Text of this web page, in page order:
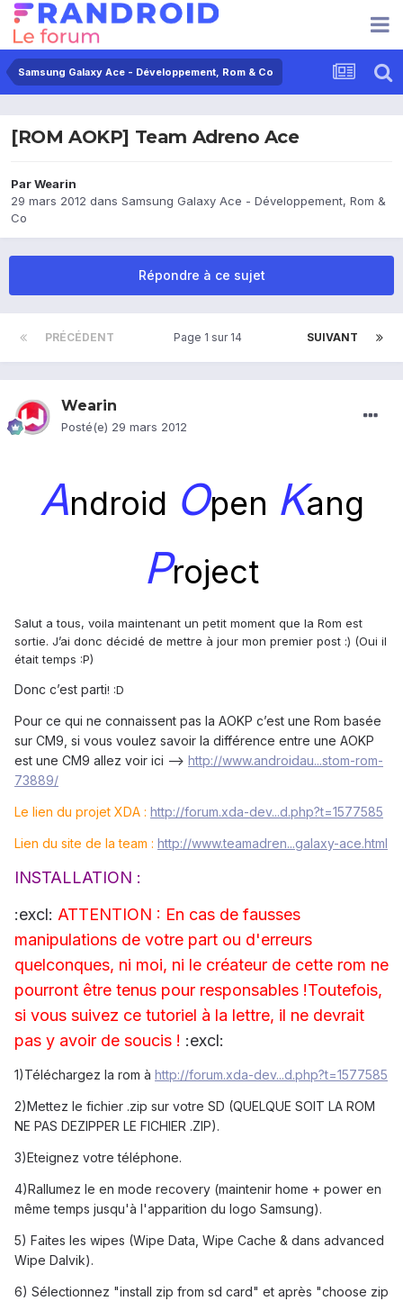
Samsung Galaxy Ace - Développement, Rom & Co
[ROM AOKP] Team Adreno Ace
ParWearin
29 mars 2012 dans Samsung Galaxy Ace - Développement, Rom &
Co
Répondre à ce sujet
PRÉCÉDENT SUIVANT
Page 1 sur 14
Wearin
Posté(e) 29 mars 2012
Android Open Kang
Project
Salut a tous, voila maintenant un petit moment que la Rom est
sortie. J’ai donc décidé de mettre à jour mon premier post :) (Oui il
était temps :P)
Donc c’est parti! :D
Pour ce qui ne connaissent pas la AOKP c’est une Rom basée
sur CM9, si vous voulez savoir la différence entre une AOKP
est une CM9 allez voir ici --> http://www.androidau...stom-rom-
73889/
Le lien du projet XDA : http://forum.xda-dev...d.php?t=1577585
Lien du site de la team : http://www.teamadren...galaxy-ace.html
INSTALLATION :
:excl: ATTENTION : En cas de fausses
manipulations de votre part ou d'erreurs
quelconques, ni moi, ni le créateur de cette rom ne
pourront être tenus pour responsables !Toutefois,
si vous suivez ce tutoriel à la lettre, il ne devrait
pas y avoir de soucis ! :excl:
1)Téléchargez la rom à http://forum.xda-dev...d.php?t=1577585
2)Mettez le fichier .zip sur votre SD (QUELQUE SOIT LA ROM
NE PAS DEZIPPER LE FICHIER .ZIP).
3)Eteignez votre téléphone.
4)Rallumez le en mode recovery (maintenir home + power en
même temps jusqu'à l'apparition du logo Samsung).
5) Faites les wipes (Wipe Data, Wipe Cache & dans advanced
Wipe Dalvik).
6) Sélectionnez "install zip from sd card" et après "choose zip